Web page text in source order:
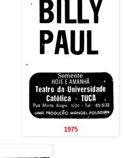
1975